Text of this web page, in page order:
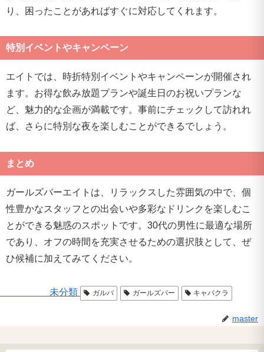
り、困ったことがあればすぐに対応してくれます。
特別イベントやキャンペーン
エイトでは、時折特別イベントやキャンペーンが開催され
ます。お得な飲み放題プランや誕生日のお祝いプランな
ど、魅力的な企画が満載です。事前にチェックして訪れれ
ば、さらに特別な夜を楽しむことができるでしょう。
まとめ
ガールズバーエイトは、リラックスした雰囲気の中で、個
性豊かなスタッフとの出会いや多彩なドリンクを楽しむこ
とができる魅惑のスポットです。30代の男性に最適な場所
であり、オフの時間を充実させるための選択肢として、ぜ
ひ候補に加えてみてください。
未分類 ガルバ ガールズバー キャバクラ
master